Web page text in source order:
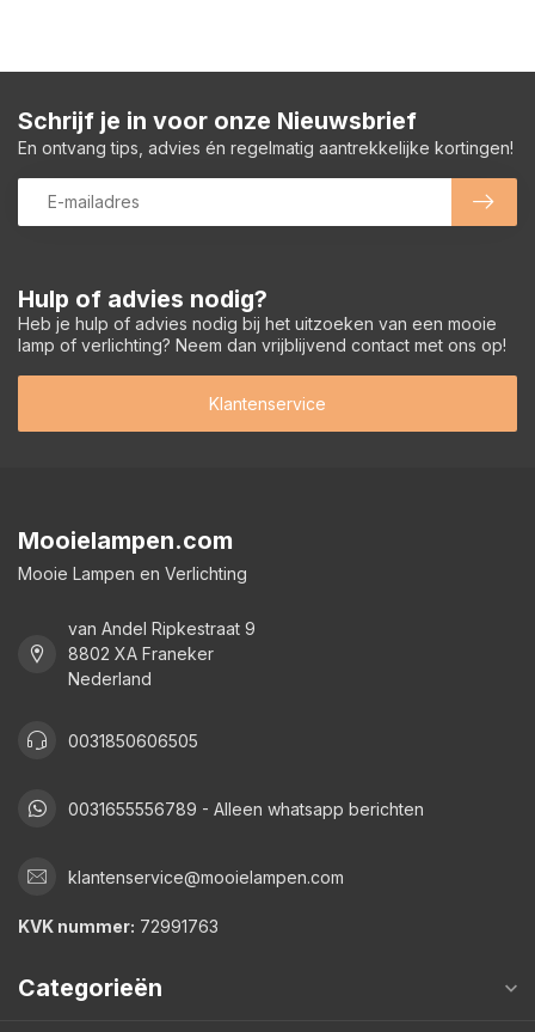
Hulp of advies nodig?
Heb je hulp of advies nodig bij het uitzoeken van een mooie
lamp of verlichting? Neem dan vrijblijvend contact met ons op!
Klantenservice
Schrijf je in voor onze Nieuwsbrief
En ontvang tips, advies én regelmatig aantrekkelijke kortingen!
Mooielampen.com
Mooie Lampen en Verlichting
van Andel Ripkestraat 9
8802 XA Franeker
Nederland
0031850606505
0031655556789 - Alleen whatsapp berichten
klantenservice@mooielampen.com
KVK nummer: 72991763
Categorieën